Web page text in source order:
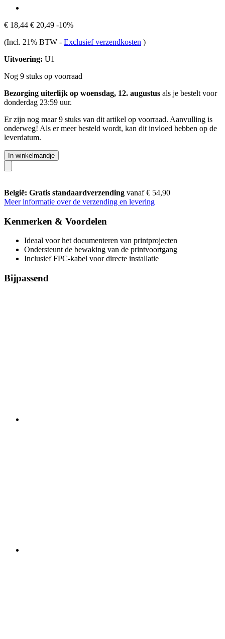
€ 18,44 € 20,49 -10%
(Incl. 21% BTW - Exclusief verzendkosten )
Uitvoering: U1
Nog 9 stuks op voorraad
Bezorging uiterlijk op woensdag, 12. augustus als je bestelt voor
donderdag 23:59 uur.
Er zijn nog maar 9 stuks van dit artikel op voorraad. Aanvulling is
onderweg! Als er meer besteld wordt, kan dit invloed hebben op de
leverdatum.
In winkelmandje
België: Gratis standaardverzending vanaf € 54,90
Meer informatie over de verzending en levering
Kenmerken & Voordelen
Ideaal voor het documenteren van printprojecten
Ondersteunt de bewaking van de printvoortgang
Inclusief FPC-kabel voor directe installatie
Bijpassend